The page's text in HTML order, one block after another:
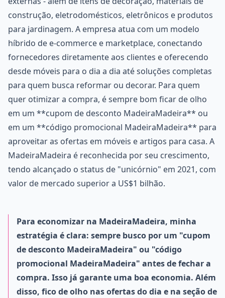
construção, eletrodomésticos, eletrônicos e produtos
para jardinagem. A empresa atua com um modelo
híbrido de e-commerce e marketplace, conectando
fornecedores diretamente aos clientes e oferecendo
desde móveis para o dia a dia até soluções completas
para quem busca reformar ou decorar. Para quem
quer otimizar a compra, é sempre bom ficar de olho
em um **cupom de desconto MadeiraMadeira** ou
em um **código promocional MadeiraMadeira** para
aproveitar as ofertas em móveis e artigos para casa. A
MadeiraMadeira é reconhecida por seu crescimento,
tendo alcançado o status de "unicórnio" em 2021, com
valor de mercado superior a US$1 bilhão.
Para economizar na MadeiraMadeira, minha
estratégia é clara: sempre busco por um "cupom
de desconto MadeiraMadeira" ou "código
promocional MadeiraMadeira" antes de fechar a
compra. Isso já garante uma boa economia. Além
disso, fico de olho nas ofertas do dia e na seção de